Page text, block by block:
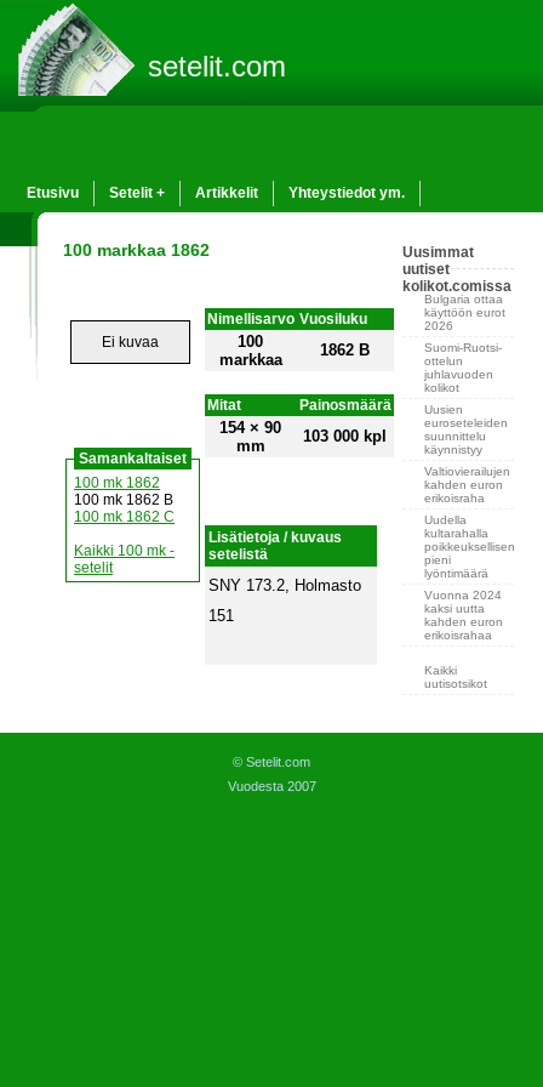
setelit.com
Etusivu Setelit + Artikkelit Yhteystiedot ym.
100 markkaa 1862
Ei kuvaa
Samankaltaiset
100 mk 1862
100 mk 1862 B
100 mk 1862 C
Kaikki 100 mk -
setelit
Nimellisarvo Vuosiluku
100
markkaa
1862 B
Mitat Painosmäärä
154 × 90
mm
103 000 kpl
Lisätietoja / kuvaus
setelistä
SNY 173.2, Holmasto
151
Uusimmat
uutiset
kolikot.comissa
Bulgaria ottaa
käyttöön eurot
2026
Suomi-Ruotsi-
ottelun
juhlavuoden
kolikot
Uusien
euroseteleiden
suunnittelu
käynnistyy
Valtiovierailujen
kahden euron
erikoisraha
Uudella
kultarahalla
poikkeuksellisen
pieni
lyöntimäärä
Vuonna 2024
kaksi uutta
kahden euron
erikoisrahaa
Kaikki
uutisotsikot
© Setelit.com
Vuodesta 2007